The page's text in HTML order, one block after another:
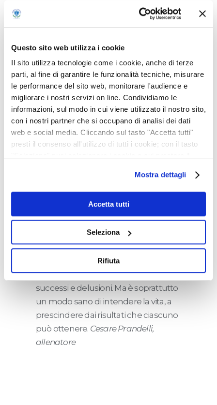
Questo sito web utilizza i cookie
Il sito utilizza tecnologie come i cookie, anche di terze
parti, al fine di garantire le funzionalità tecniche, misurare
le performance del sito web, monitorare l'audience e
migliorare i nostri servizi on line. Condividiamo le
informazioni, sul modo in cui viene utilizzato il nostro sito,
con i nostri partner che si occupano di analisi dei dati
web e social media. Cliccando sul tasto "Accetta tutti"
presti il consenso all'utilizzo di tutti i cookie; con il tasto
destra puoi continuare la navigazione solo con l'utilizzo
dei cookie necessari. Per saperne di più ed
eventualmente modificare il tuo consenso, consulta
l'Informativa su
consenso in qualsiasi momento, accedendo al pannello
Mostra Dettagli.
Mostra dettagli
Accetta tutti
Seleziona
Rifiuta
ALLERTA METEO
02 GIUGNO, 2026
SITO ORIENTAMENTO
GIANELLI CAMPUS
13 NOVEMBRE, 2025
ALLERTA METEO
22 OTTOBRE, 2025
Il Liceo
La pratica sportiva è un microcosmo
della vita fatto di sacrifici, applicazione
nel lavoro, rispetto delle regole,
successi e delusioni. Ma è soprattutto
un modo sano di intendere la vita, a
prescindere dai risultati che ciascuno
può ottenere. Cesare Prandelli,
allenatore